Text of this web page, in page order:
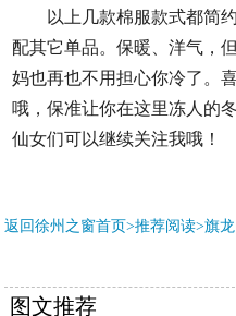
以上几款棉服款式都简
配其它单品。保暖、洋气，
妈也再也不用担心你冷了。
哦，保准让你在这里冻人的
仙女们可以继续关注我哦！
返回徐州之窗首页>推荐阅读>旗龙
图文推荐